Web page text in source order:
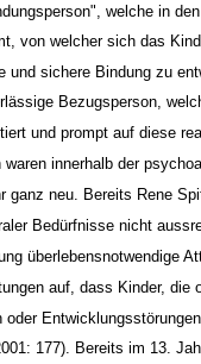
welche in
von welcher sich das
und sichere Bindung zu
Bezugsperson,
und prompt auf diese
innerhalb der
ganz neu. Bereits Rene
Bedürfnisse nicht
überlebensnotwendige
auf, dass Kinder, die
177). Bereits im 13.